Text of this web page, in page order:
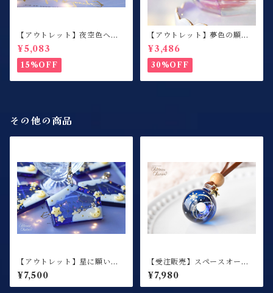
【アウトレット】夜空色ヘア
クリップ / 左側用
¥5,083
15%OFF
【アウトレット】夢色の願い
事 / 絵馬シェイカー / キーホ
ルダー / ミルキーパープル
¥3,486
30%OFF
その他の商品
【アウトレット】星に願いを
夜空に祈りを / 絵馬シェイカ
ー / キーホルダー
¥7,500
【受注販売】スペースオーブ
ペンダント Winter ver. / ネ
ックレス【冬季限定】
¥7,980